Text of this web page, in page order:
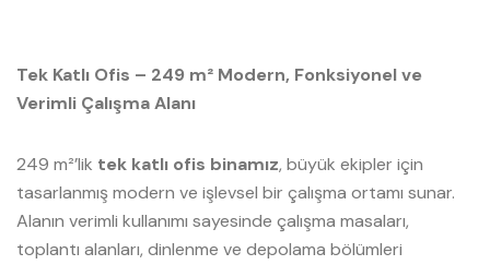
Tek Katlı Ofis – 249 m² Modern, Fonksiyonel ve
Verimli Çalışma Alanı
249 m²’lik tek katlı ofis binamız, büyük ekipler için
tasarlanmış modern ve işlevsel bir çalışma ortamı sunar.
Alanın verimli kullanımı sayesinde çalışma masaları,
toplantı alanları, dinlenme ve depolama bölümleri